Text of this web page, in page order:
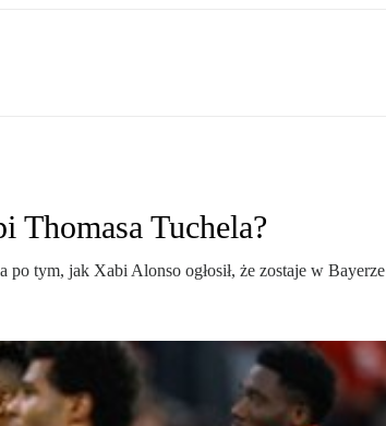
Thomasa Tuchela?
tym, jak Xabi Alonso ogłosił, że zostaje w